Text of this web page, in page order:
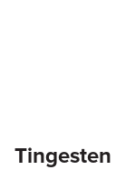
Tingesten